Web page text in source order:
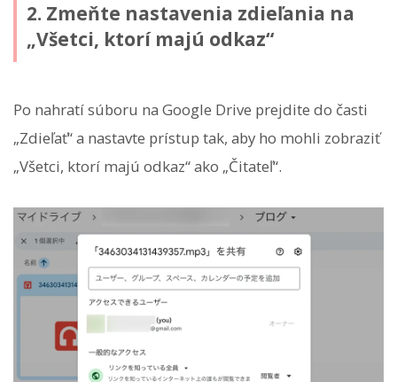
2. Zmeňte nastavenia zdieľania na
„Všetci, ktorí majú odkaz“
Po nahratí súboru na Google Drive prejdite do časti
„Zdieľať“ a nastavte prístup tak, aby ho mohli zobraziť
„Všetci, ktorí majú odkaz“ ako „Čitateľ“.